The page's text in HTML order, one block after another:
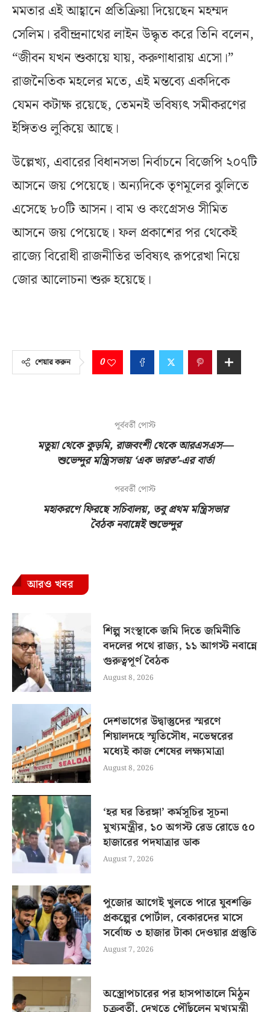
মমতার এই আহ্বানে প্রতিক্রিয়া দিয়েছেন মহম্মদ
সেলিম। রবীন্দ্রনাথের লাইন উদ্ধৃত করে তিনি বলেন,
“জীবন যখন শুকায়ে যায়, করুণাধারায় এসো।”
রাজনৈতিক মহলের মতে, এই মন্তব্যে একদিকে
যেমন কটাক্ষ রয়েছে, তেমনই ভবিষ্যৎ সমীকরণের
ইঙ্গিতও লুকিয়ে আছে।
উল্লেখ্য, এবারের বিধানসভা নির্বাচনে বিজেপি ২০৭টি
আসনে জয় পেয়েছে। অন্যদিকে তৃণমূলের ঝুলিতে
এসেছে ৮০টি আসন। বাম ও কংগ্রেসও সীমিত
আসনে জয় পেয়েছে। ফল প্রকাশের পর থেকেই
রাজ্যে বিরোধী রাজনীতির ভবিষ্যৎ রূপরেখা নিয়ে
জোর আলোচনা শুরু হয়েছে।
শেয়ার করুন 0
পূর্ববর্তী পোস্ট
মতুয়া থেকে কুড়মি, রাজবংশী থেকে আরএসএস—
শুভেন্দুর মন্ত্রিসভায় ‘এক ভারত’-এর বার্তা
পরবর্তী পোস্ট
মহাকরণে ফিরছে সচিবালয়, তবু প্রথম মন্ত্রিসভার
বৈঠক নবান্নেই শুভেন্দুর
আরও খবর
শিল্প সংস্থাকে জমি দিতে জমিনীতি
বদলের পথে রাজ্য, ১১ আগস্ট নবান্নে
গুরুত্বপূর্ণ বৈঠক
August 8, 2026
দেশভাগের উদ্বাস্তুদের স্মরণে
শিয়ালদহে স্মৃতিসৌধ, নভেম্বরের
মধ্যেই কাজ শেষের লক্ষ্যমাত্রা
August 8, 2026
‘হর ঘর তিরঙ্গা’ কর্মসূচির সূচনা
মুখ্যমন্ত্রীর, ১০ অগস্ট রেড রোডে ৫০
হাজারের পদযাত্রার ডাক
August 7, 2026
পুজোর আগেই খুলতে পারে যুবশক্তি
প্রকল্পের পোর্টাল, বেকারদের মাসে
সর্বোচ্চ ৩ হাজার টাকা দেওয়ার প্রস্তুতি
August 7, 2026
অস্ত্রোপচারের পর হাসপাতালে মিঠুন